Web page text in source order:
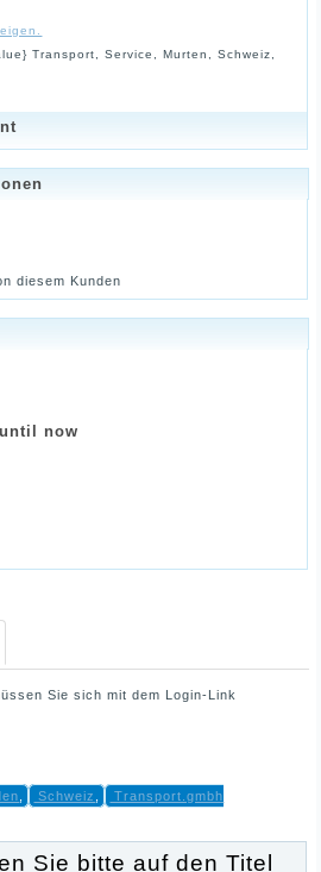
Transport, Service, Murten, Schweiz,
diesem Kunden
now
Sie sich mit dem Login-Link
Schweiz
Transport.gmbh
Sie bitte auf den Titel